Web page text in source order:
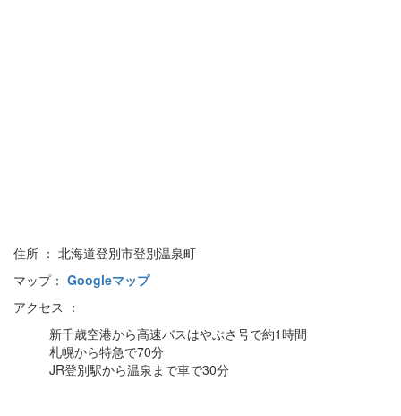
住所 ： 北海道登別市登別温泉町
マップ： Googleマップ
アクセス ：
新千歳空港から高速バスはやぶさ号で約1時間
札幌から特急で70分
JR登別駅から温泉まで車で30分